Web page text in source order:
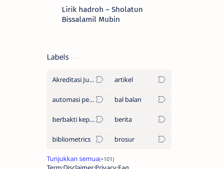
Lirik hadroh – Sholatun
Bissalamil Mubin
Labels
Akreditasi Jurnal artikel
automasi perpustakaan bal balan
berbakti kepada orang tua berita
bibliometrics brosur